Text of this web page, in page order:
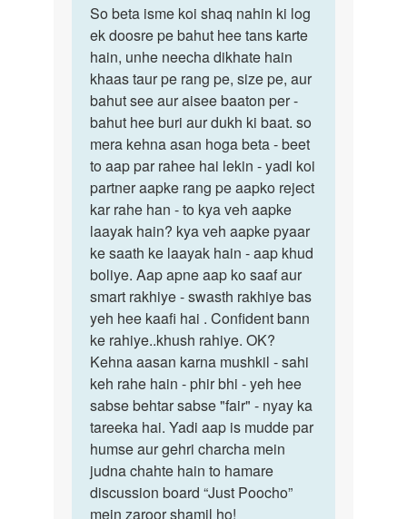
to
hello
aunty
ji
mera
naam…
by
vipin
jha
So
beta
isme
koi
shaq
nahin…
So beta isme koi shaq nahin ki log
ek doosre pe bahut hee tans karte
hain, unhe neecha dikhate hain
khaas taur pe rang pe, size pe, aur
bahut see aur aisee baaton per -
bahut hee buri aur dukh ki baat. so
mera kehna asan hoga beta - beet
to aap par rahee hai lekin - yadi koi
partner aapke rang pe aapko reject
kar rahe han - to kya veh aapke
laayak hain? kya veh aapke pyaar
ke saath ke laayak hain - aap khud
boliye. Aap apne aap ko saaf aur
smart rakhiye - swasth rakhiye bas
yeh hee kaafi hai . Confident bann
ke rahiye..khush rahiye. OK?
Kehna aasan karna mushkil - sahi
keh rahe hain - phir bhi - yeh hee
sabse behtar sabse "fair" - nyay ka
tareeka hai. Yadi aap is mudde par
humse aur gehri charcha mein
judna chahte hain to hamare
discussion board “Just Poocho”
mein zaroor shamil ho!